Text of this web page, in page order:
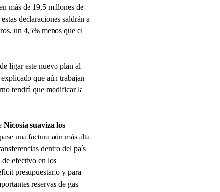
más de 19,5 millones de
declaraciones saldrán a
un 4,5% menos que el
ligar este nuevo plan al
que aún trabajan
tendrá que modificar la
Nicosia suaviza los
una factura aún más alta
dentro del país
de efectivo en los
presupuestario y para
reservas de gas